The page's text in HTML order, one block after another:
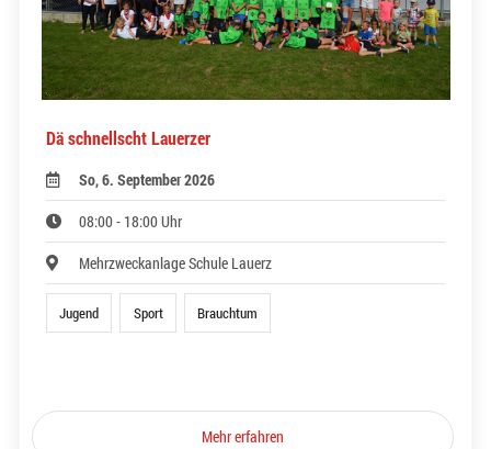
Dä schnellscht Lauerzer
So, 6. September 2026
08:00 - 18:00 Uhr
Mehrzweckanlage Schule Lauerz
Jugend Sport Brauchtum
Mehr erfahren